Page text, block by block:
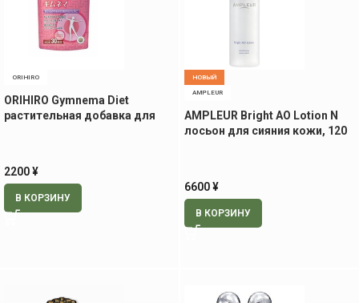
ORIHIRO
ORIHIRO Gymnema Diet
растительная добавка для
2200¥
В КОРЗИНУ
НОВЫЙ
AMPLEUR
AMPLEUR Bright AO Lotion N
лосьон для сияния кожи, 120
6600¥
В КОРЗИНУ